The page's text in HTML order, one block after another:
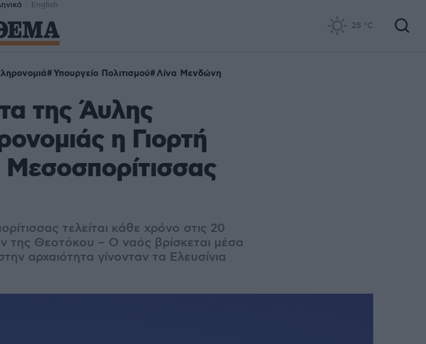
English
25 °C
Υπουργείο Πολιτισμού Λίνα Μενδώνη
της Άυλης
η Γιορτή
τελείται κάθε χρόνο στις 20
της Θεοτόκου – Ο ναός βρίσκεται μέσα
αρχαιότητα γίνονταν τα Ελευσίνια